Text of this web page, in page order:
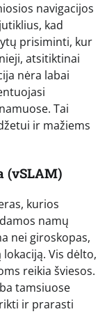
navigacijos
kad
prisiminti, kur
atsitiktinai
nėra labai
Tai
ir mažiems
(vSLAM)
kurios
namų
nei giroskopas,
Vis dėlto,
reikia šviesos.
tamsiuose
ir prarasti